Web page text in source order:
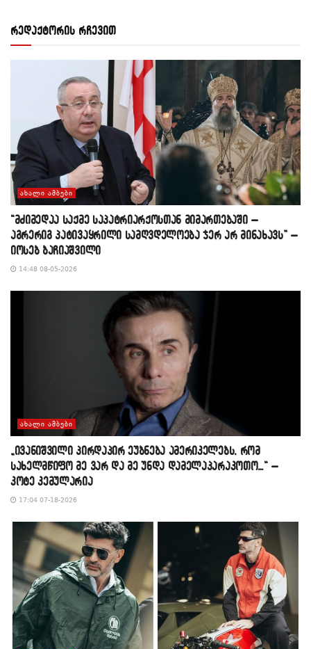
რედაქტორის რჩევით
ᲐᲮᲐᲚᲘ ᲐᲛᲑᲔᲑᲘ
“მძიმედაა საქმე საპატრიარქოსთან მიმართებაში –
აგრერიგ პატივაყრილი სამღვდელოება ჯერ არ მინახავს” –
იოსებ ბაჩიაშვილი
14:48 08-05-2026
ᲐᲮᲐᲚᲘ ᲐᲛᲑᲔᲑᲘ
„ივანიშვილი პირდაპირ ეუბნება ამერიკელებს, რომ
სახელმწიფო მე ვარ და მე უნდა დამელაპარაკოთო…“ –
კოტე კემულარია
17:04 07-18-2026